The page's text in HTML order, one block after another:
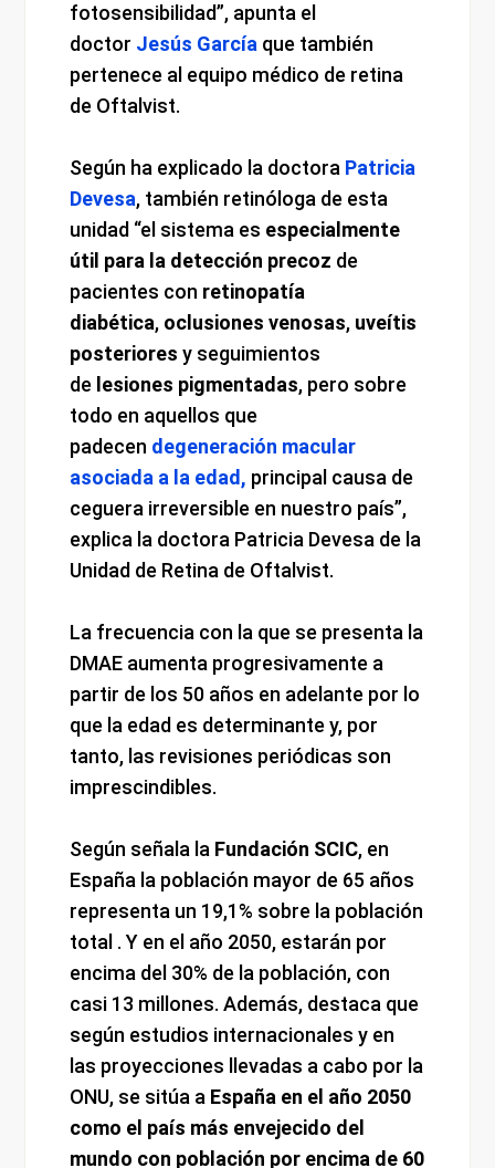
fotosensibilidad”, apunta el
doctor Jesús García que también
pertenece al equipo médico de retina
de Oftalvist.
Según ha explicado la doctora Patricia
Devesa, también retinóloga de esta
unidad “el sistema es especialmente
útil para la detección precoz de
pacientes con retinopatía
diabética, oclusiones venosas, uveítis
posteriores y seguimientos
de lesiones pigmentadas, pero sobre
todo en aquellos que
padecen degeneración macular
asociada a la edad, principal causa de
ceguera irreversible en nuestro país”,
explica la doctora Patricia Devesa de la
Unidad de Retina de Oftalvist.
La frecuencia con la que se presenta la
DMAE aumenta progresivamente a
partir de los 50 años en adelante por lo
que la edad es determinante y, por
tanto, las revisiones periódicas son
imprescindibles.
Según señala la Fundación SCIC, en
España la población mayor de 65 años
representa un 19,1% sobre la población
total . Y en el año 2050, estarán por
encima del 30% de la población, con
casi 13 millones. Además, destaca que
según estudios internacionales y en
las proyecciones llevadas a cabo por la
ONU, se sitúa a España en el año 2050
como el país más envejecido del
mundo con población por encima de 60